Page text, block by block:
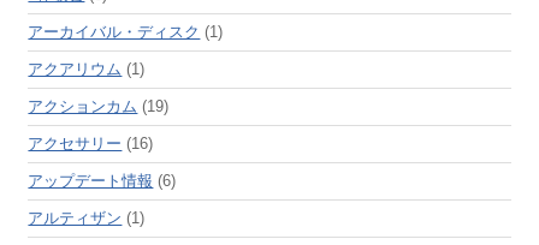
アーカイバル・ディスク (1)
アクアリウム (1)
アクションカム (19)
アクセサリー (16)
アップデート情報 (6)
アルティザン (1)